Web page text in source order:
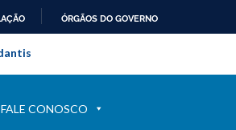
ÓRGÃOS DO GOVERNO
FALE CONOSCO